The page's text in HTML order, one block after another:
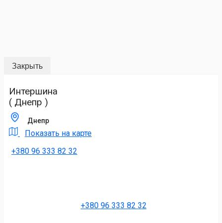
Закрыть
Интершина
( Днепр )
Днепр
Показать на карте
+380 96 333 82 32
+380 96 333 82 32